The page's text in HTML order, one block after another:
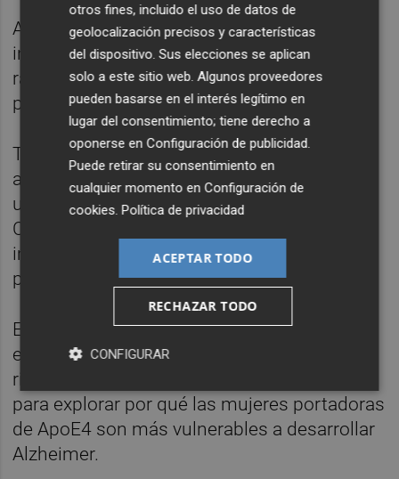
Además de trabajar con ratones hembra, los
investigadores también inyectaron FSH en
ratones macho y descubrieron que la FSH
promovía las patologías del Alzheimer.
Todos estos hallazgos sugieren que el
aumento de la FSH tras la menopausia se
une a la FSHR en las neuronas y activa la vía
C/EBPB/AEP, que desempeña un papel
importante en el desencadenamiento de la
patología del Alzheimer.
En un futuro próximo, el equipo se centrará
en diseccionar la relación entre genes de
riesgo específicos como el ApoE4 y la FSH
para explorar por qué las mujeres portadoras
de ApoE4 son más vulnerables a desarrollar
Alzheimer.
otros fines, incluido el uso de datos de
geolocalización precisos y características
del dispositivo. Sus elecciones se aplican
solo a este sitio web. Algunos proveedores
pueden basarse en el interés legítimo en
lugar del consentimiento; tiene derecho a
oponerse enConfiguración de publicidad
Puede retirar su consentimiento en
cualquier momento enConfiguración de
cookies .Política de privacidad
ACEPTAR TODO
RECHAZAR TODO
CONFIGURAR